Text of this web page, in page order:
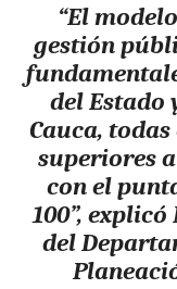
“El
gestión
del Estado
Cauca,
superiores
con el
100”,
del